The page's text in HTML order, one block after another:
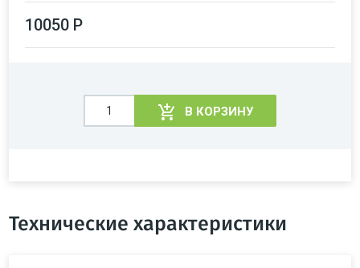
10050 Р
В КОРЗИНУ
Технические характеристики